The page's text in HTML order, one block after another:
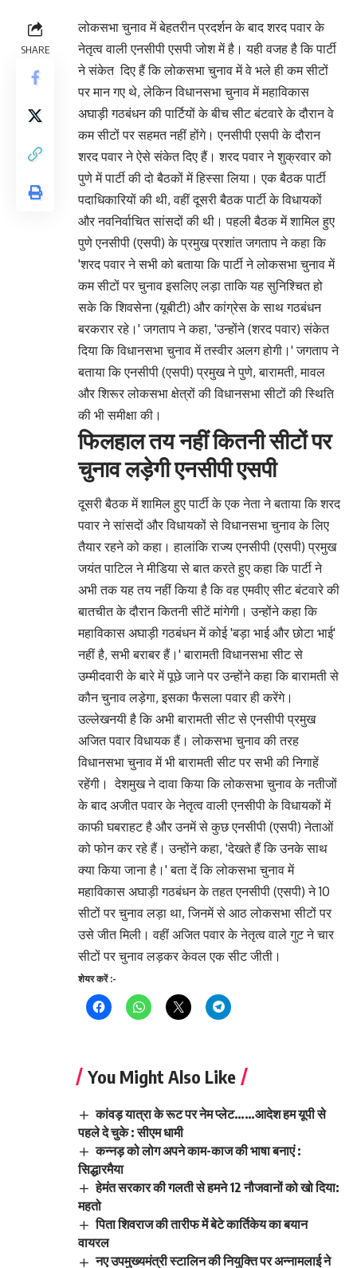
SHARE
लोकसभा चुनाव में बेहतरीन प्रदर्शन के बाद शरद पवार के
नेतृत्व वाली एनसीपी एसपी जोश में है। यही वजह है कि पार्टी
ने संकेत दिए हैं कि लोकसभा चुनाव में वे भले ही कम सीटों
पर मान गए थे, लेकिन विधानसभा चुनाव में महाविकास
अघाड़ी गठबंधन की पार्टियों के बीच सीट बंटवारे के दौरान वे
कम सीटों पर सहमत नहीं होंगे। एनसीपी एसपी के दौरान
शरद पवार ने ऐसे संकेत दिए हैं। शरद पवार ने शुक्रवार को
पुणे में पार्टी की दो बैठकों में हिस्सा लिया। एक बैठक पार्टी
पदाधिकारियों की थी, वहीं दूसरी बैठक पार्टी के विधायकों
और नवनिर्वाचित सांसदों की थी। पहली बैठक में शामिल हुए
पुणे एनसीपी (एसपी) के प्रमुख प्रशांत जगताप ने कहा कि
'शरद पवार ने सभी को बताया कि पार्टी ने लोकसभा चुनाव में
कम सीटों पर चुनाव इसलिए लड़ा ताकि यह सुनिश्चित हो
सके कि शिवसेना (यूबीटी) और कांग्रेस के साथ गठबंधन
बरकरार रहे।' जगताप ने कहा, 'उन्होंने (शरद पवार) संकेत
दिया कि विधानसभा चुनाव में तस्वीर अलग होगी।' जगताप ने
बताया कि एनसीपी (एसपी) प्रमुख ने पुणे, बारामती, मावल
और शिरूर लोकसभा क्षेत्रों की विधानसभा सीटों की स्थिति
की भी समीक्षा की।
फिलहाल तय नहीं कितनी सीटों पर
चुनाव लड़ेगी एनसीपी एसपी
दूसरी बैठक में शामिल हुए पार्टी के एक नेता ने बताया कि शरद
पवार ने सांसदों और विधायकों से विधानसभा चुनाव के लिए
तैयार रहने को कहा। हालांकि राज्य एनसीपी (एसपी) प्रमुख
जयंत पाटिल ने मीडिया से बात करते हुए कहा कि पार्टी ने
अभी तक यह तय नहीं किया है कि वह एमवीए सीट बंटवारे की
बातचीत के दौरान कितनी सीटें मांगेगी। उन्होंने कहा कि
महाविकास अघाड़ी गठबंधन में कोई 'बड़ा भाई और छोटा भाई'
नहीं है, सभी बराबर हैं।' बारामती विधानसभा सीट से
उम्मीदवारी के बारे में पूछे जाने पर उन्होंने कहा कि बारामती से
कौन चुनाव लड़ेगा, इसका फैसला पवार ही करेंगे।
उल्लेखनयी है कि अभी बारामती सीट से एनसीपी प्रमुख
अजित पवार विधायक हैं। लोकसभा चुनाव की तरह
विधानसभा चुनाव में भी बारामती सीट पर सभी की निगाहें
रहेंगी। देशमुख ने दावा किया कि लोकसभा चुनाव के नतीजों
के बाद अजीत पवार के नेतृत्व वाली एनसीपी के विधायकों में
काफी घबराहट है और उनमें से कुछ एनसीपी (एसपी) नेताओं
को फोन कर रहे हैं। उन्होंने कहा, 'देखते हैं कि उनके साथ
क्या किया जाना है।' बता दें कि लोकसभा चुनाव में
महाविकास अघाड़ी गठबंधन के तहत एनसीपी (एसपी) ने 10
सीटों पर चुनाव लड़ा था, जिनमें से आठ लोकसभा सीटों पर
उसे जीत मिली। वहीं अजित पवार के नेतृत्व वाले गुट ने चार
सीटों पर चुनाव लड़कर केवल एक सीट जीती।
शेयर करें :-
You Might Also Like
कांवड़ यात्रा के रूट पर नेम प्लेट……आदेश हम यूपी से
पहले दे चुके : सीएम धामी
कन्नड़ को लोग अपने काम-काज की भाषा बनाएं :
सिद्धारमैया
हेमंत सरकार की गलती से हमने 12 नौजवानों को खो दिया:
महतो
पिता शिवराज की तारीफ में बेटे कार्तिकेय का बयान
वायरल
नए उपमुख्यमंत्री स्टालिन की नियुक्ति पर अन्नामलाई ने